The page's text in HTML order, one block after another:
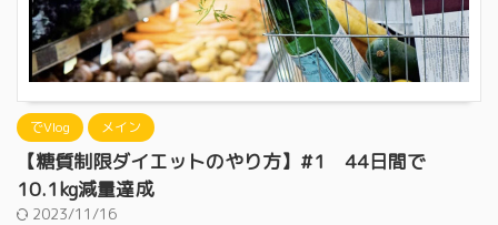
でVlog メイン
【糖質制限ダイエットのやり方】#1 44日間で
10.1kg減量達成
2023/11/16